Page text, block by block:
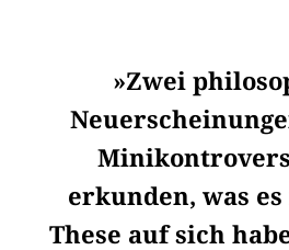
»Zwei
erkunden, was
These auf sich